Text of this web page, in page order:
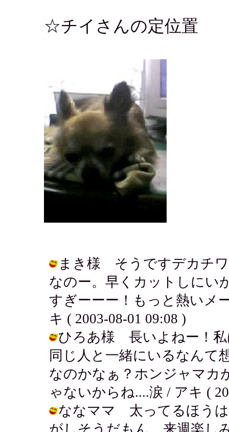
☆チイさんの定位置
まき様 そうですデカチ
なのー。早くカットしにい
すぎーーー！もっと熱いメ
キ ( 2003-08-01 09:08 )
ひろあ様 長いよねー！私
同じ人と一緒にいるなんて
なのかなぁ？ホンジャマカ
ゃないからね....涙 / アキ (
ななママ 太ってるほうは
がしそうだもん。来週楽し